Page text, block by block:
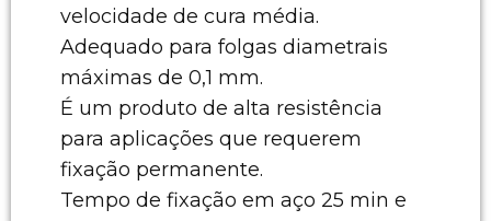
velocidade de cura média.
Adequado para folgas diametrais
máximas de 0,1 mm.
É um produto de alta resistência
para aplicações que requerem
fixação permanente.
Tempo de fixação em aço 25 min e